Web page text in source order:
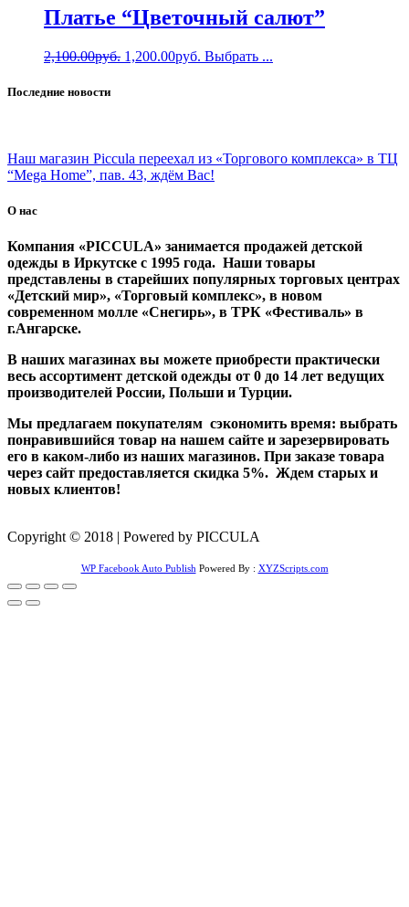
Платье “Цветочный салют”
2,100.00руб. 1,200.00руб. Выбрать ...
Последние новости
Наш магазин Piccula переехал из «Торгового комплекса» в ТЦ
“Mega Home”, пав. 43, ждём Вас!
О нас
Компания «PICCULA» занимается продажей детской
одежды в Иркутске с 1995 года. Наши товары
представлены в старейших популярных торговых центрах
«Детский мир», «Торговый комплекс», в новом
современном молле «Снегирь», в ТРК «Фестиваль» в
г.Ангарске.
В наших магазинах вы можете приобрести практически
весь ассортимент детской одежды от 0 до 14 лет ведущих
производителей России, Польши и Турции.
Мы предлагаем покупателям сэкономить время: выбрать
понравившийся товар на нашем сайте и зарезервировать
его в каком-либо из наших магазинов. При заказе товара
через сайт предоставляется скидка 5%. Ждем старых и
новых клиентов!
Copyright © 2018 | Powered by PICCULA
WP Facebook Auto Publish Powered By : XYZScripts.com